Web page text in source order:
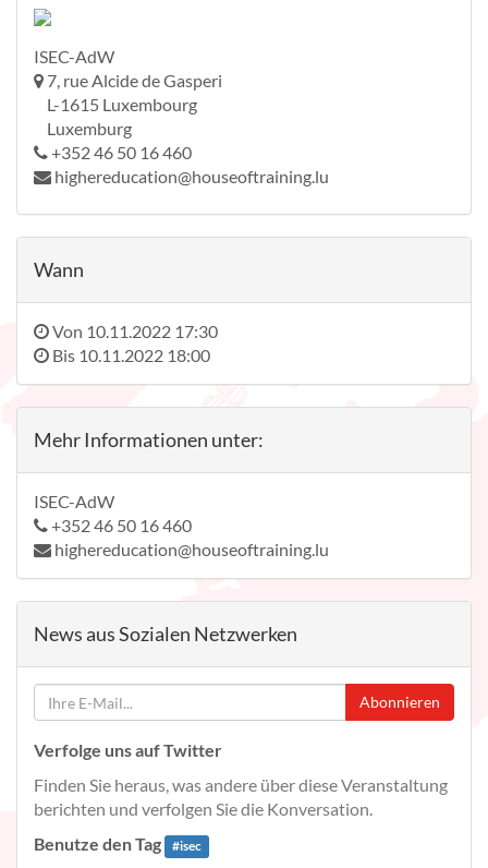
ISEC-AdW
7, rue Alcide de Gasperi
L-1615 Luxembourg
Luxemburg
+352 46 50 16 460
highereducation@houseoftraining.lu
Wann
Von 10.11.2022 17:30
Bis 10.11.2022 18:00
Mehr Informationen unter:
ISEC-AdW
+352 46 50 16 460
highereducation@houseoftraining.lu
News aus Sozialen Netzwerken
Abonnieren
Verfolge uns auf Twitter
Finden Sie heraus, was andere über diese Veranstaltung
berichten und verfolgen Sie die Konversation.
Benutze den Tag
#isec